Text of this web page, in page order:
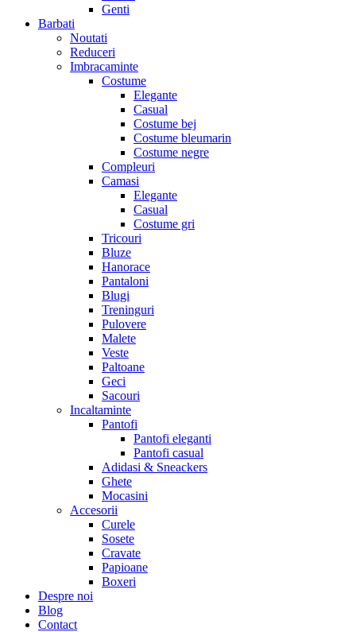
Genti
Barbati
Noutati
Reduceri
Imbracaminte
Costume
Elegante
Casual
Costume bej
Costume bleumarin
Costume negre
Compleuri
Camasi
Elegante
Casual
Costume gri
Tricouri
Bluze
Hanorace
Pantaloni
Blugi
Treninguri
Pulovere
Malete
Veste
Paltoane
Geci
Sacouri
Incaltaminte
Pantofi
Pantofi eleganti
Pantofi casual
Adidasi & Sneackers
Ghete
Mocasini
Accesorii
Curele
Sosete
Cravate
Papioane
Boxeri
Despre noi
Blog
Contact